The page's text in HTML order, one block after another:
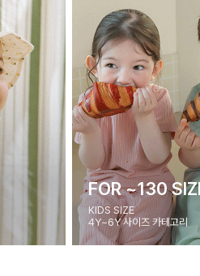
FOR ~130
KIDS SIZE
4Y~6Y 사이즈 카테고리